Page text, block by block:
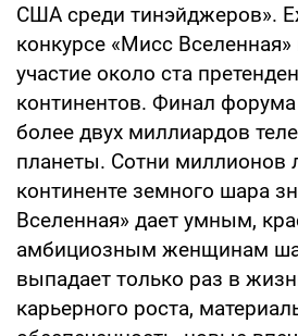
США среди тинэйджеров».
конкурсе «Мисс
участие около ста
континентов. Финал
более двух миллиардов
планеты. Сотни
континенте земного шара
Вселенная» дает умным,
амбициозным женщинам
выпадает только раз в
карьерного роста,